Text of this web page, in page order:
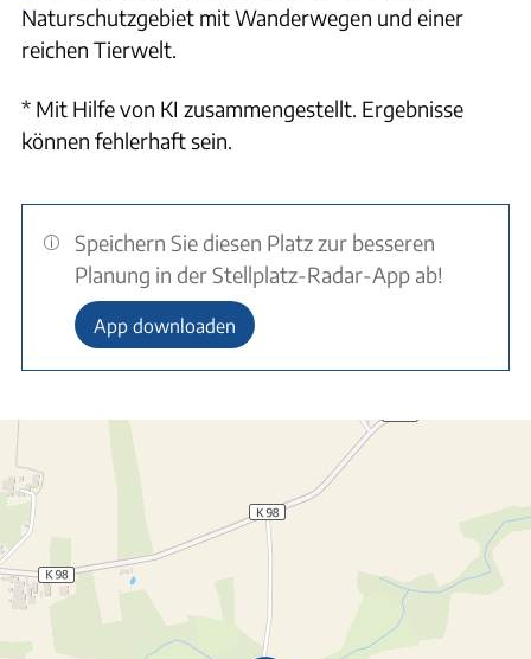
Naturschutzgebiet mit Wanderwegen und einer
reichen Tierwelt.
* Mit Hilfe von KI zusammengestellt. Ergebnisse
können fehlerhaft sein.
Speichern Sie diesen Platz zur besseren
Planung in der Stellplatz-Radar-App ab!
App downloaden